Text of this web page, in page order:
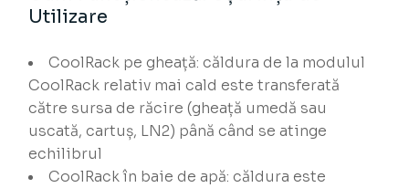
Utilizare
CoolRack pe gheață: căldura de la modulul
CoolRack relativ mai cald este transferată
către sursa de răcire (gheață umedă sau
uscată, cartuș, LN2) până când se atinge
echilibrul
CoolRack în baie de apă: căldura este